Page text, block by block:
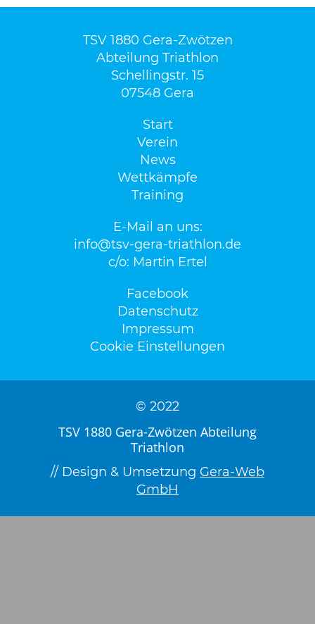
TSV 1880 Gera-Zwötzen
Abteilung Triathlon
Schellingstr. 15
07548 Gera
Start
Verein
News
Wettkämpfe
Training
E-Mail an uns:
info@tsv-gera-triathlon.de
c/o: Martin Ertel
Facebook
Datenschutz
Impressum
Cookie Einstellungen
© 2022
TSV 1880 Gera-Zwötzen Abteilung
Triathlon
// Design & Umsetzung Gera-Web
GmbH